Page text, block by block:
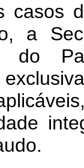
casos
a
do